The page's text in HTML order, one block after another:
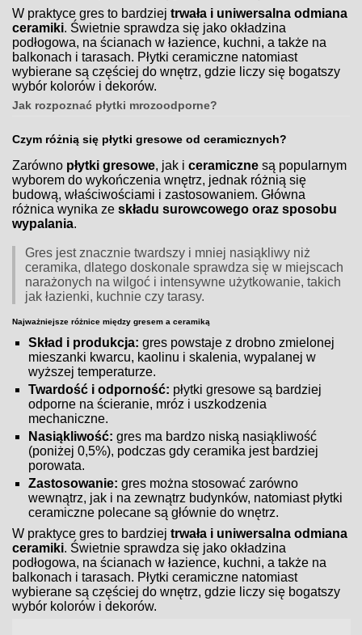
W praktyce gres to bardziejtrwała i uniwersalna odmiana
ceramiki. Świetnie sprawdza się jako okładzina
podłogowa, na ścianach w łazience, kuchni, a także na
balkonach i tarasach. Płytki ceramiczne natomiast
wybierane są częściej do wnętrz, gdzie liczy się bogatszy
wybór kolorów i dekorów.
Jak rozpoznać płytki mrozoodporne?
Czym różnią się płytki gresowe od ceramicznych?
Zarówno płytki gresowe, jak iceramiczne są popularnym
wyborem do wykończenia wnętrz, jednak różnią się
budową, właściwościami i zastosowaniem. Główna
różnica wynika zeskładu surowcowego oraz sposobu
wypalania.
Gres jest znacznie twardszy i mniej nasiąkliwy niż
ceramika, dlatego doskonale sprawdza się w miejscach
narażonych na wilgoć i intensywne użytkowanie, takich
jak łazienki, kuchnie czy tarasy.
Najważniejsze różnice między gresem a ceramiką
Skład i produkcja: gres powstaje z drobno zmielonej
mieszanki kwarcu, kaolinu i skalenia, wypalanej w
wyższej temperaturze.
Twardość i odporność: płytki gresowe są bardziej
odporne na ścieranie, mróz i uszkodzenia
mechaniczne.
Nasiąkliwość: gres ma bardzo niską nasiąkliwość
(poniżej 0,5%), podczas gdy ceramika jest bardziej
porowata.
Zastosowanie: gres można stosować zarówno
wewnątrz, jak i na zewnątrz budynków, natomiast płytki
ceramiczne polecane są głównie do wnętrz.
W praktyce gres to bardziejtrwała i uniwersalna odmiana
ceramiki. Świetnie sprawdza się jako okładzina
podłogowa, na ścianach w łazience, kuchni, a także na
balkonach i tarasach. Płytki ceramiczne natomiast
wybierane są częściej do wnętrz, gdzie liczy się bogatszy
wybór kolorów i dekorów.